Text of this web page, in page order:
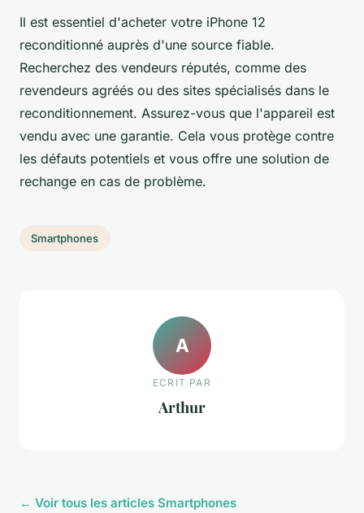
Il est essentiel d'acheter votre iPhone 12
reconditionné auprès d'une source fiable.
Recherchez des vendeurs réputés, comme des
revendeurs agréés ou des sites spécialisés dans le
reconditionnement. Assurez-vous que l'appareil est
vendu avec une garantie. Cela vous protège contre
les défauts potentiels et vous offre une solution de
rechange en cas de problème.
Smartphones
A
ECRIT PAR
Arthur
← Voir tous les articles Smartphones